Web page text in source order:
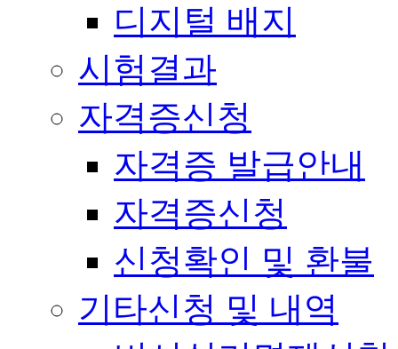
디지털 배지
시험결과
자격증신청
자격증 발급안내
자격증신청
신청확인 및 환불
기타신청 및 내역